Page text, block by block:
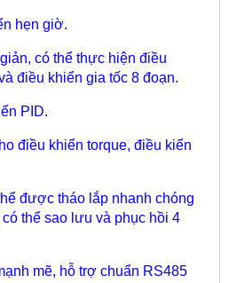
hẹn giờ.
có thể thực hiện điều
điều khiển gia tốc 8 đoạn.
PID.
điều khiển torque, điều kiển
được tháo lắp nhanh chóng
thể sao lưu và phục hồi 4
mẽ, hỗ trợ chuẩn RS485